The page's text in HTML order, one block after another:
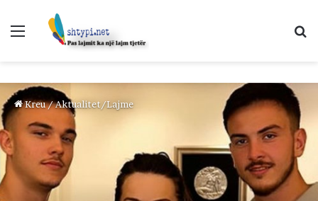
Menu
Kreu/Aktualitet/Lajme